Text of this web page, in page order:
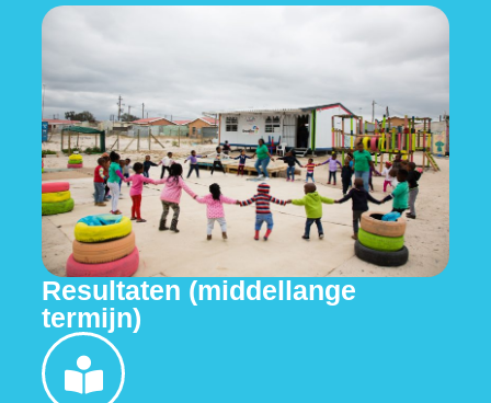
Resultaten (middellange
termijn)